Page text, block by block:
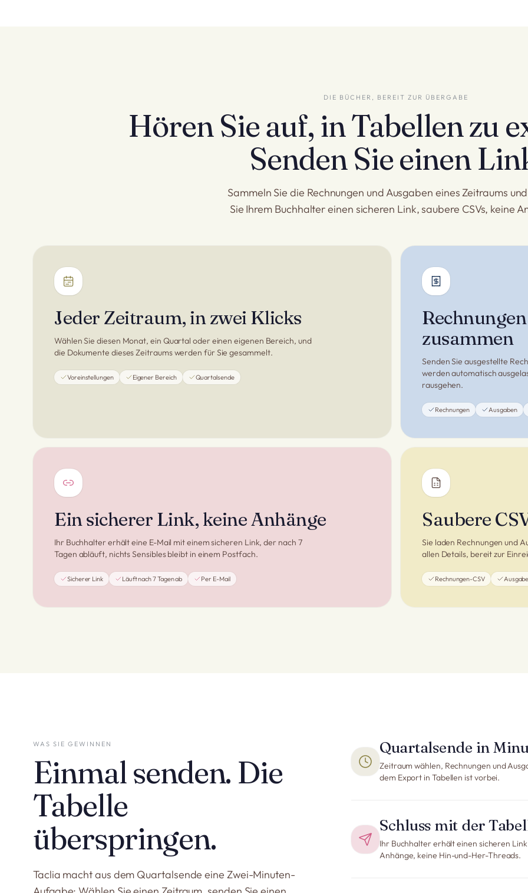
DIE BÜCHER, BEREIT ZUR ÜBERGABE
Hören Sie auf, in Tabellen zu
Senden Sie einen
Sammeln Sie die Rechnungen und Ausgaben eines Zeitraums
Sie Ihrem Buchhalter einen sicheren Link, saubere CSVs, keine
Jeder Zeitraum, in zwei Klicks
Wählen Sie diesen Monat, ein Quartal oder einen eigenen Bereich, und
die Dokumente dieses Zeitraums werden für Sie gesammelt.
Voreinstellungen Eigener Bereich Quartalsende
zusammen
Senden Sie ausgestellte
werden automatisch
rausgehen.
Rechnungen Ausgaben
Ein sicherer Link, keine Anhänge
Ihr Buchhalter erhält eine E-Mail mit einem sicheren Link, der nach 7
Tagen abläuft, nichts Sensibles bleibt in einem Postfach.
Sicherer Link Läuft nach 7 Tagen ab Per E-Mail
Saubere
Sie laden Rechnungen und
allen Details, bereit zur
Rechnungen-CSV
WAS SIE GEWINNEN
Einmal senden. Die
Tabelle
überspringen.
Taclia macht aus dem Quartalsende eine Zwei-Minuten-
Quartalsende in
Zeitraum wählen, Rechnungen und
dem Export in Tabellen ist vorbei.
Schluss mit der
Ihr Buchhalter erhält einen sicheren
Anhänge, keine Hin-und-Her-Threads.